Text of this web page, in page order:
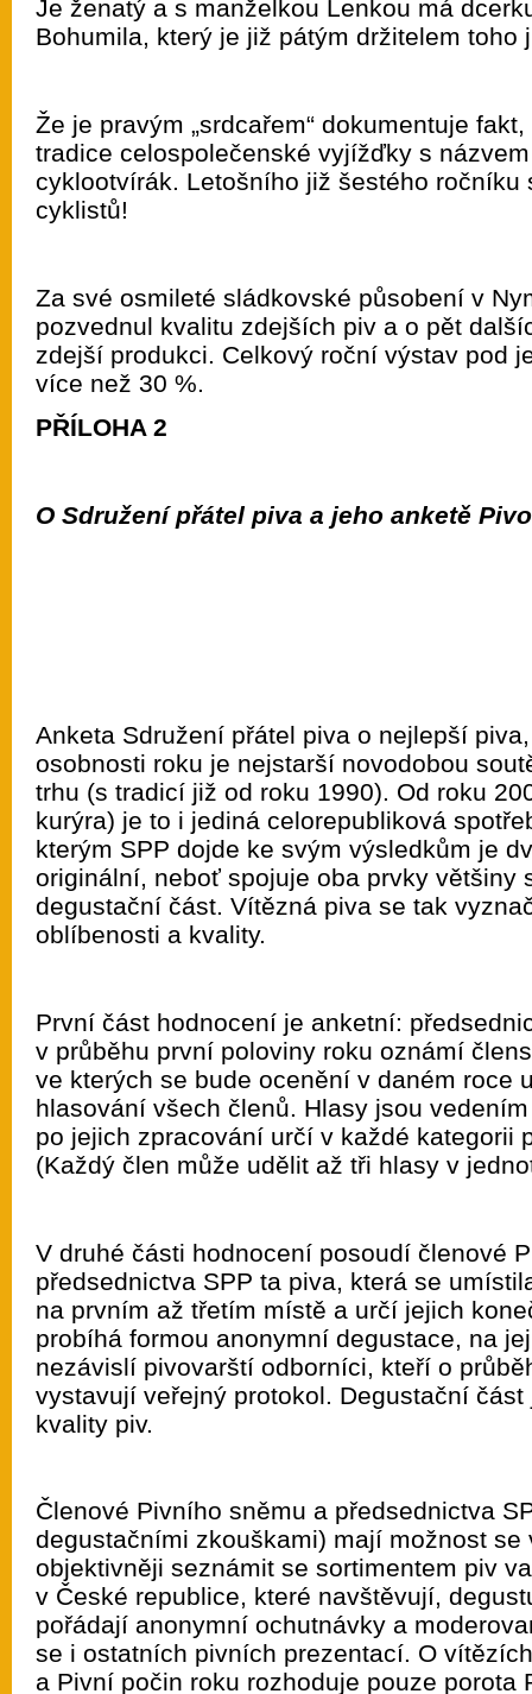
Je ženatý a s manželkou Lenkou má
Bohumila, který je již pátým držitelem toho
Že je pravým „srdcařem“ dokumentuje
tradice celospolečenské vyjížďky s
cyklootvírák. Letošního již šestého ročníku
cyklistů!
Za své osmileté sládkovské působení v
pozvednul kvalitu zdejších piv a o pět
zdejší produkci. Celkový roční výstav pod
více než 30 %.
PŘÍLOHA 2
O Sdružení přátel piva a jeho anketě
Anketa Sdružení přátel piva o nejlepší
osobnosti roku je nejstarší novodobou
trhu (s tradicí již od roku 1990). Od roku
kurýra) je to i jediná celorepubliková
kterým SPP dojde ke svým výsledkům je
originální, neboť spojuje oba prvky většiny
degustační část. Vítězná piva se tak
oblíbenosti a kvality.
První část hodnocení je anketní:
v průběhu první poloviny roku oznámí
ve kterých se bude ocenění v daném roce
hlasování všech členů. Hlasy jsou
po jejich zpracování určí v každé kategorii
(Každý člen může udělit až tři hlasy v
V druhé části hodnocení posoudí členové
předsednictva SPP ta piva, která se
na prvním až třetím místě a určí jejich
probíhá formou anonymní degustace, na
nezávislí pivovarští odborníci, kteří o
vystavují veřejný protokol. Degustační
kvality piv.
Členové Pivního sněmu a předsednictva
degustačními zkouškami) mají možnost se
objektivněji seznámit se sortimentem piv
v České republice, které navštěvují,
pořádají anonymní ochutnávky a
se i ostatních pivních prezentací. O
a Pivní počin roku rozhoduje pouze porota